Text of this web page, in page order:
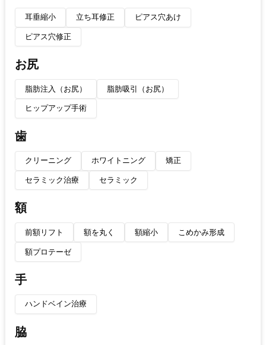
耳垂縮小 立ち耳修正 ピアス穴あけ
ピアス穴修正
お尻
脂肪注入（お尻） 脂肪吸引（お尻）
ヒップアップ手術
歯
クリーニング ホワイトニング 矯正
セラミック治療 セラミック
額
前額リフト 額を丸く 額縮小 こめかみ形成
額プロテーゼ
手
ハンドベイン治療
脇